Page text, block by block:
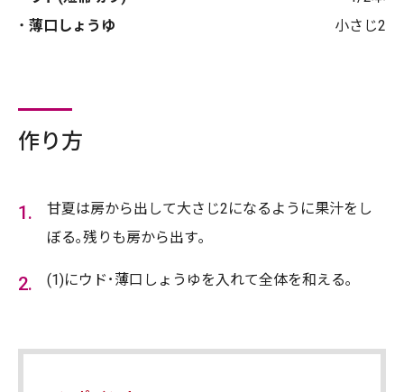
薄口しょうゆ
小さじ2
作り方
甘夏は房から出して大さじ2になるように果汁をし
ぼる｡残りも房から出す｡
(1)にウド･薄口しょうゆを入れて全体を和える｡